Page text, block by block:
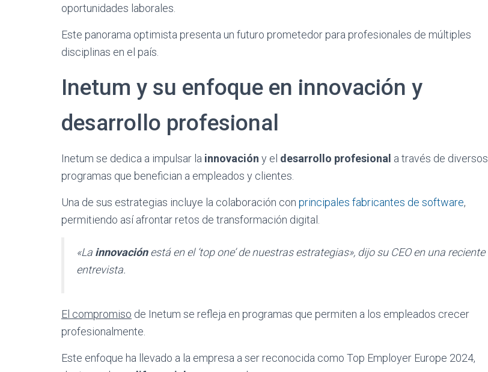
oportunidades laborales.
Este panorama optimista presenta un futuro prometedor para profesionales de múltiples
disciplinas en el país.
Inetum y su enfoque en innovación y
desarrollo profesional
Inetum se dedica a impulsar la innovación y el desarrollo profesional a través de diversos
programas que benefician a empleados y clientes.
Una de sus estrategias incluye la colaboración con principales fabricantes de software,
permitiendo así afrontar retos de transformación digital.
«La innovaciónestá en el ‘top one’ de nuestras estrategias», dijo su CEO en una reciente
entrevista.
El compromiso de Inetum se refleja en programas que permiten a los empleados crecer
profesionalmente.
Este enfoque ha llevado a la empresa a ser reconocida como Top Employer Europe 2024,